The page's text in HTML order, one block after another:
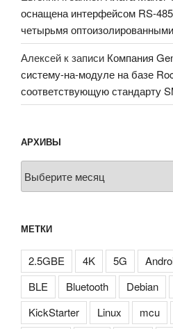
оснащена интерфейсом RS-
четырьмя
Алексей к записи Компания
систему-на-модуле на базе
соответствующую стандарту
АРХИВЫ
МЕТКИ
2.5GBE 4K 5G
BLE
Bluetooth Debian
KickStarter
Linux mcu